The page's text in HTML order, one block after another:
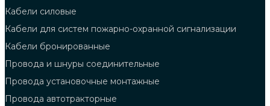
Кабели силовые
Кабели для систем пожарно-охранной сигнализации
Кабели бронированные
Провода и шнуры соединительные
Провода установочные монтажные
Провода автотракторные